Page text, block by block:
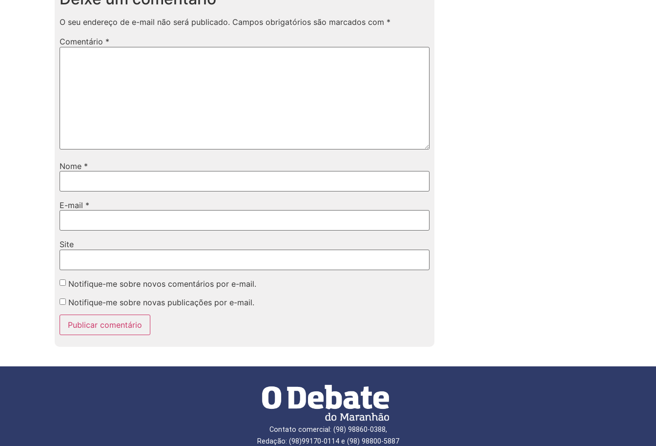
O seu endereço de e-mail não será publicado. Campos obrigatórios são marcados com *
Comentário *
Nome *
E-mail *
Site
Notifique-me sobre novos comentários por e-mail.
Notifique-me sobre novas publicações por e-mail.
Contato comercial: (98) 98860-0388,
Redação: (98)99170-0114 e (98) 98800-5887